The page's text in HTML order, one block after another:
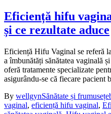
Eficiență hifu
și ce rezultate aduce
Eficiență Hifu Vaginal se referă
a îmbunătăți sănătatea vaginală
oferă tratamente specializate
asigurându-se că fiecare pacient
By wellgynSănătate și frumusețe
vaginal, eficiență hifu vaginal,